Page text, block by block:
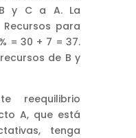
y C a A. La
para
= 30 + 7 = 37.
de B y
reequilibrio
A, que está
tenga